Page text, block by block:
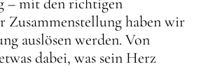
Zusammenstellung haben wir
auslösen werden. Von
dabei, was sein Herz